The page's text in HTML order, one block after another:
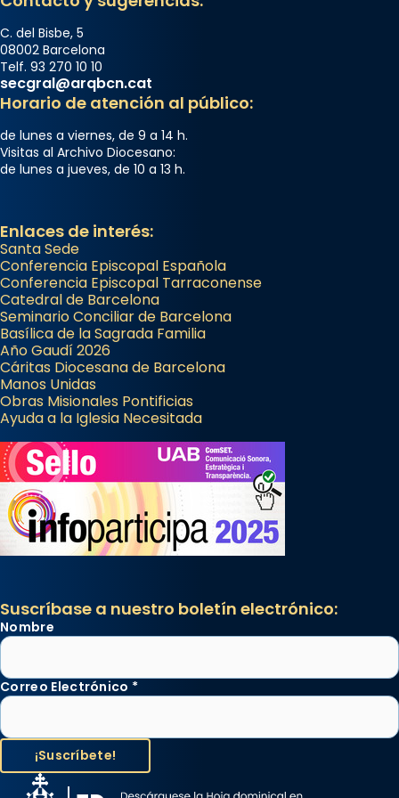
C. del Bisbe, 5
08002 Barcelona
Telf. 93 270 10 10
secgral@arqbcn.cat
Horario de atención al público:
de lunes a viernes, de 9 a 14 h.
Visitas al Archivo Diocesano:
de lunes a jueves, de 10 a 13 h.
Enlaces de interés:
Santa Sede
Conferencia Episcopal Española
Conferencia Episcopal Tarraconense
Catedral de Barcelona
Seminario Conciliar de Barcelona
Basílica de la Sagrada Familia
Año Gaudí 2026
Cáritas Diocesana de Barcelona
Manos Unidas
Obras Misionales Pontificias
Ayuda a la Iglesia Necesitada
Suscríbase a nuestro boletín electrónico:
Nombre
Correo Electrónico *